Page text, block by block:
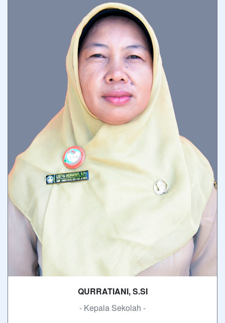
QURRATIANI, S.SI
- Kepala Sekolah -